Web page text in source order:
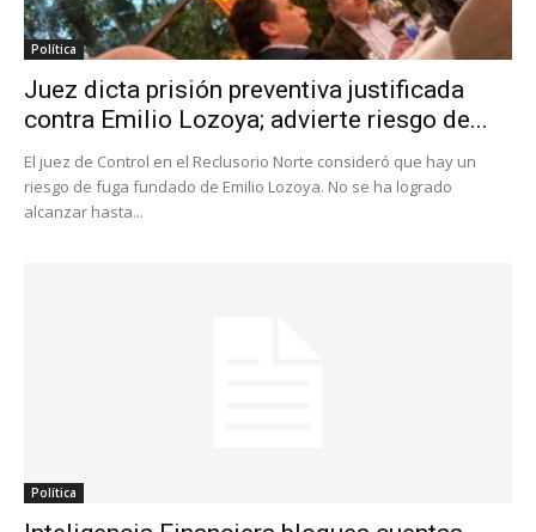
Política
Juez dicta prisión preventiva justificada
contra Emilio Lozoya; advierte riesgo de...
El juez de Control en el Reclusorio Norte consideró que hay un
riesgo de fuga fundado de Emilio Lozoya. No se ha logrado
alcanzar hasta...
Política